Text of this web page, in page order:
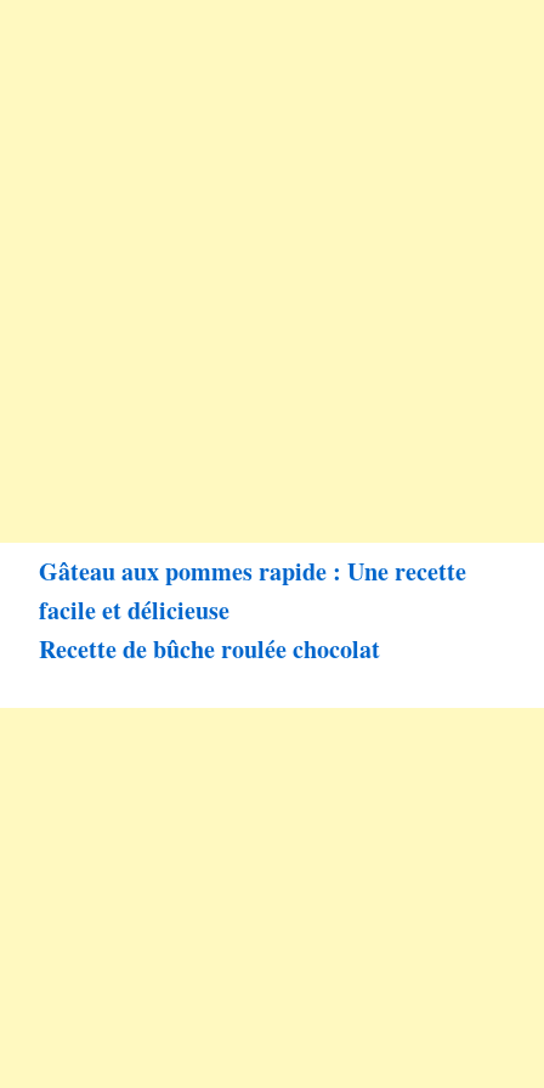
Gâteau aux pommes rapide : Une recette
facile et délicieuse
Recette de bûche roulée chocolat